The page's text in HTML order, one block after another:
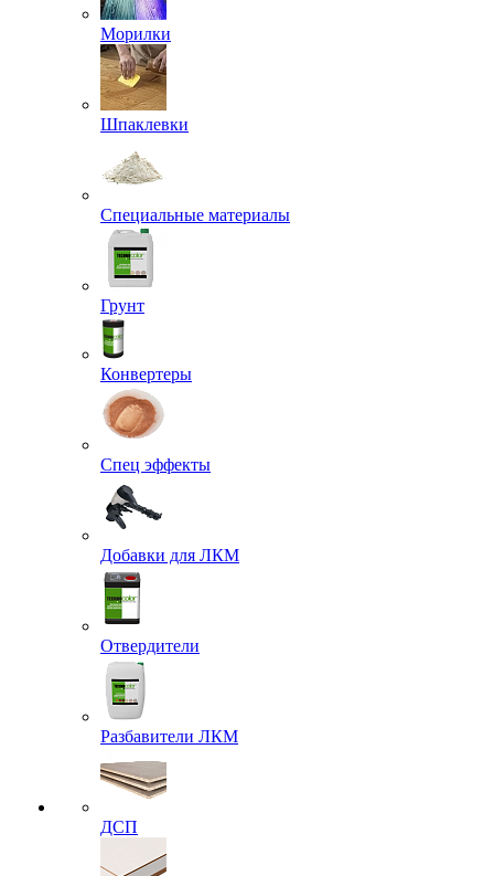
Морилки
Шпаклевки
Специальные материалы
Грунт
Конвертеры
Спец эффекты
Добавки для ЛКМ
Отвердители
Разбавители ЛКМ
ДСП